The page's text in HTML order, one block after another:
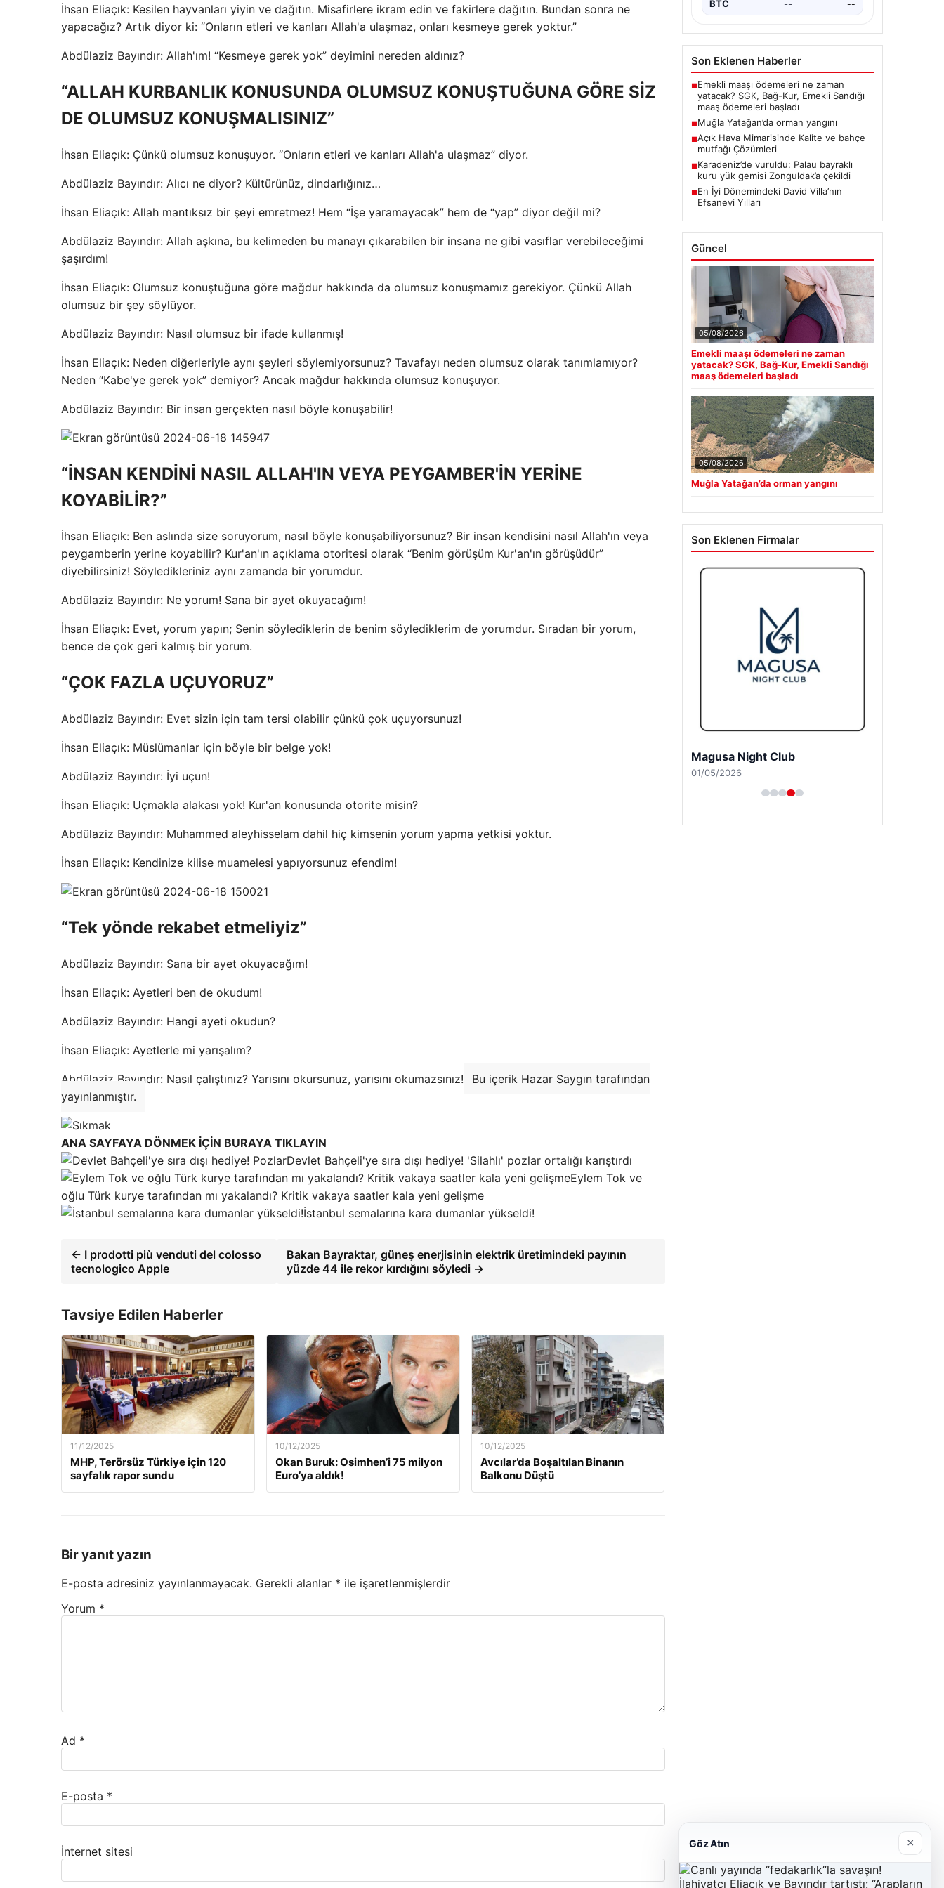
İhsan Eliaçık: Kesilen hayvanları yiyin ve dağıtın. Misafirlere ikram edin ve fakirlere dağıtın. Bundan sonra ne
yapacağız? Artık diyor ki: “Onların etleri ve kanları Allah'a ulaşmaz, onları kesmeye gerek yoktur.”
Abdülaziz Bayındır: Allah'ım! “Kesmeye gerek yok” deyimini nereden aldınız?
“ALLAH KURBANLIK KONUSUNDA OLUMSUZ KONUŞTUĞUNA GÖRE SİZ
DE OLUMSUZ KONUŞMALISINIZ”
İhsan Eliaçık: Çünkü olumsuz konuşuyor. “Onların etleri ve kanları Allah'a ulaşmaz” diyor.
Abdülaziz Bayındır: Alıcı ne diyor? Kültürünüz, dindarlığınız…
İhsan Eliaçık: Allah mantıksız bir şeyi emretmez! Hem “İşe yaramayacak” hem de “yap” diyor değil mi?
Abdülaziz Bayındır: Allah aşkına, bu kelimeden bu manayı çıkarabilen bir insana ne gibi vasıflar verebileceğimi
şaşırdım!
İhsan Eliaçık: Olumsuz konuştuğuna göre mağdur hakkında da olumsuz konuşmamız gerekiyor. Çünkü Allah
olumsuz bir şey söylüyor.
Abdülaziz Bayındır: Nasıl olumsuz bir ifade kullanmış!
İhsan Eliaçık: Neden diğerleriyle aynı şeyleri söylemiyorsunuz? Tavafayı neden olumsuz olarak tanımlamıyor?
Neden “Kabe'ye gerek yok” demiyor? Ancak mağdur hakkında olumsuz konuşuyor.
Abdülaziz Bayındır: Bir insan gerçekten nasıl böyle konuşabilir!
“İNSAN KENDİNİ NASIL ALLAH'IN VEYA PEYGAMBER'İN YERİNE
KOYABİLİR?”
İhsan Eliaçık: Ben aslında size soruyorum, nasıl böyle konuşabiliyorsunuz? Bir insan kendisini nasıl Allah'ın veya
peygamberin yerine koyabilir? Kur'an'ın açıklama otoritesi olarak “Benim görüşüm Kur'an'ın görüşüdür”
diyebilirsiniz! Söyledikleriniz aynı zamanda bir yorumdur.
Abdülaziz Bayındır: Ne yorum! Sana bir ayet okuyacağım!
İhsan Eliaçık: Evet, yorum yapın; Senin söylediklerin de benim söylediklerim de yorumdur. Sıradan bir yorum,
bence de çok geri kalmış bir yorum.
“ÇOK FAZLA UÇUYORUZ”
Abdülaziz Bayındır: Evet sizin için tam tersi olabilir çünkü çok uçuyorsunuz!
İhsan Eliaçık: Müslümanlar için böyle bir belge yok!
Abdülaziz Bayındır: İyi uçun!
İhsan Eliaçık: Uçmakla alakası yok! Kur'an konusunda otorite misin?
Abdülaziz Bayındır: Muhammed aleyhisselam dahil hiç kimsenin yorum yapma yetkisi yoktur.
İhsan Eliaçık: Kendinize kilise muamelesi yapıyorsunuz efendim!
“Tek yönde rekabet etmeliyiz”
Abdülaziz Bayındır: Sana bir ayet okuyacağım!
İhsan Eliaçık: Ayetleri ben de okudum!
Abdülaziz Bayındır: Hangi ayeti okudun?
İhsan Eliaçık: Ayetlerle mi yarışalım?
Abdülaziz Bayındır: Nasıl çalıştınız? Yarısını okursunuz, yarısını okumazsınız!
Bu içerik Hazar Saygın tarafından
yayınlanmıştır.
ANA SAYFAYA DÖNMEK İÇİN BURAYA TIKLAYIN
Devlet Bahçeli'ye sıra dışı hediye! 'Silahlı' pozlar ortalığı karıştırdı
Eylem Tok ve
oğlu Türk kurye tarafından mı yakalandı? Kritik vakaya saatler kala yeni gelişme
İstanbul semalarına kara dumanlar yükseldi!
← I prodotti più venduti del colosso
tecnologico Apple
Bakan Bayraktar, güneş enerjisinin elektrik üretimindeki payının
yüzde 44 ile rekor kırdığını söyledi →
Tavsiye Edilen Haberler
11/12/2025
MHP, Terörsüz Türkiye için 120
sayfalık rapor sundu
10/12/2025
Okan Buruk: Osimhen’i 75 milyon
Euro’ya aldık!
10/12/2025
Avcılar’da Boşaltılan Binanın
Balkonu Düştü
Bir yanıt yazın
E-posta adresiniz yayınlanmayacak. Gerekli alanlar * ile işaretlenmişlerdir
Yorum *
Ad *
E-posta *
İnternet sitesi
BTC 3079393 ▲ +0.83%
Son Eklenen Haberler
■Emekli maaşı ödemeleri ne zaman
yatacak? SGK, Bağ-Kur, Emekli Sandığı
maaş ödemeleri başladı
■Muğla Yatağan’da orman yangını
■Açık Hava Mimarisinde Kalite ve bahçe
mutfağı Çözümleri
■Karadeniz’de vuruldu: Palau bayraklı
kuru yük gemisi Zonguldak’a çekildi
■En İyi Dönemindeki David Villa’nın
Efsanevi Yılları
Güncel
05/08/2026
Emekli maaşı ödemeleri ne zaman
yatacak? SGK, Bağ-Kur, Emekli Sandığı
maaş ödemeleri başladı
05/08/2026
Muğla Yatağan’da orman yangını
Son Eklenen Firmalar
Girne Night Club
01/05/2026
Göz Atın ×